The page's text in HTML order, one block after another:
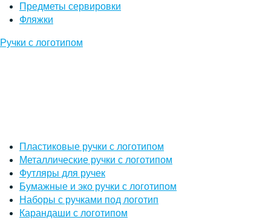
Предметы сервировки
Фляжки
Ручки с логотипом
Пластиковые ручки с логотипом
Металлические ручки с логотипом
Футляры для ручек
Бумажные и эко ручки с логотипом
Наборы с ручками под логотип
Карандаши с логотипом